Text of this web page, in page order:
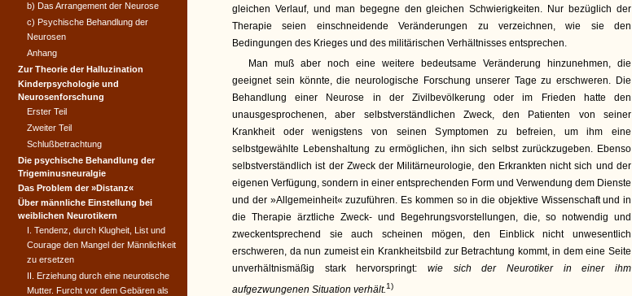
gleichen Verlauf, und man begegne den gleichen Schwierigkeiten. Nur bezüglich der
Therapie seien einschneidende Veränderungen zu verzeichnen, wie sie den
Bedingungen des Krieges und des militärischen Verhältnisses entsprechen.
Man muß aber noch eine weitere bedeutsame Veränderung hinzunehmen, die
geeignet sein könnte, die neurologische Forschung unserer Tage zu erschweren. Die
Behandlung einer Neurose in der Zivilbevölkerung oder im Frieden hatte den
unausgesprochenen, aber selbstverständlichen Zweck, den Patienten von seiner
Krankheit oder wenigstens von seinen Symptomen zu befreien, um ihm eine
selbstgewählte Lebenshaltung zu ermöglichen, ihn sich selbst zurückzugeben. Ebenso
selbstverständlich ist der Zweck der Militärneurologie, den Erkrankten nicht sich und der
eigenen Verfügung, sondern in einer entsprechenden Form und Verwendung dem Dienste
und der »Allgemeinheit« zuzuführen. Es kommen so in die objektive Wissenschaft und in
die Therapie ärztliche Zweck- und Begehrungsvorstellungen, die, so notwendig und
zweckentsprechend sie auch scheinen mögen, den Einblick nicht unwesentlich
erschweren, da nun zumeist ein Krankheitsbild zur Betrachtung kommt, in dem eine Seite
unverhältnismäßig stark hervorspringt: wie sich der Neurotiker in einer ihm
aufgezwungenen Situation verhält.1)
b) Das Arrangement der Neurose
c) Psychische Behandlung der
Neurosen
Anhang
Zur Theorie der Halluzination
Kinderpsychologie und
Neurosenforschung
Erster Teil
Zweiter Teil
Schlußbetrachtung
Die psychische Behandlung der
Trigeminusneuralgie
Das Problem der »Distanz«
Über männliche Einstellung bei
weiblichen Neurotikern
I. Tendenz, durch Klugheit, List und
Courage den Mangel der Männlichkeit
zu ersetzen
II. Erziehung durch eine neurotische
Mutter. Furcht vor dem Gebären als